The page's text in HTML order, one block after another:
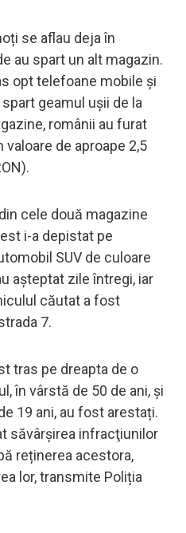
se aflau deja în
au spart un alt magazin.
opt telefoane mobile și
geamul ușii de la
românii au furat
de aproape 2,5
cele două magazine
i-a depistat pe
SUV de culoare
așteptat zile întregi, iar
căutat a fost
7.
tras pe dreapta de o
în vârstă de 50 de ani, și
19 ani, au fost arestați.
săvârşirea infracţiunilor
reținerea acestora,
lor, transmite Poliția